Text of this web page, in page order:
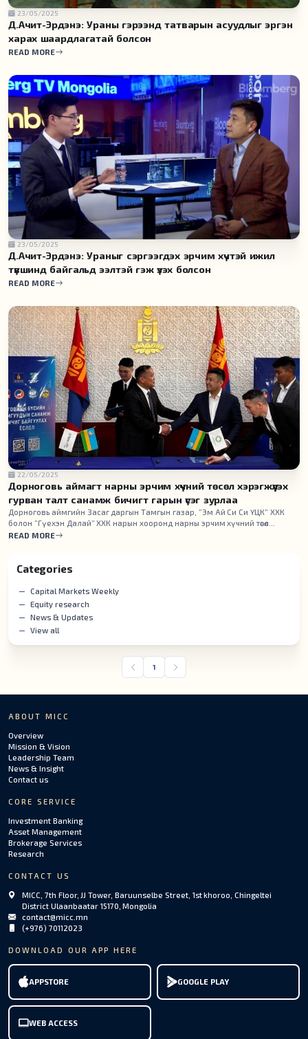
23/05/2025
Д.Ачит-Эрдэнэ: Ураны гэрээнд татварын асуудлыг эргэн
харах шаардлагатай болсон
READ MORE
23/05/2025
Д.Ачит-Эрдэнэ: Ураныг сэргээгдэх эрчим хүчтэй ижил
түвшинд байгальд ээлтэй гэж үзэх болсон
READ MORE
22/05/2025
Дорноговь аймагт нарны эрчим хүчний төсөл хэрэгжүүлэх
гурван талт санамж бичигт гарын үсэг зурлаа
Дорноговь аймгийн Засаг даргын Тамгын газар, “Эм Ай Си Си ҮЦК” ХХК
болон “Гүехэн Далай” ХХК нарын хооронд нарны эрчим хүчний төсөл
хэрэгжүүлэх чиглэлээр хамтран ажиллах гурван талт санамж бичигт өнөөдөр
READ MORE
Categories
Capital Markets Weekly
Equity research
News & Updates
View all
1
ABOUT MICC
Overview
Mission & Vision
Leadership Team
News & Insight
Contact us
CORE SERVICE
Investment Banking
Asset Management
Brokerage Services
Research
CONTACT US
MICC, 7th Floor, JJ Tower, Baruunselbe Street, 1st khoroo, Chingeltei
District Ulaanbaatar 15170, Mongolia
contact@micc.mn
(+976) 70112023
DOWNLOAD OUR APP HERE
APPSTORE GOOGLE PLAY
WEB ACCESS